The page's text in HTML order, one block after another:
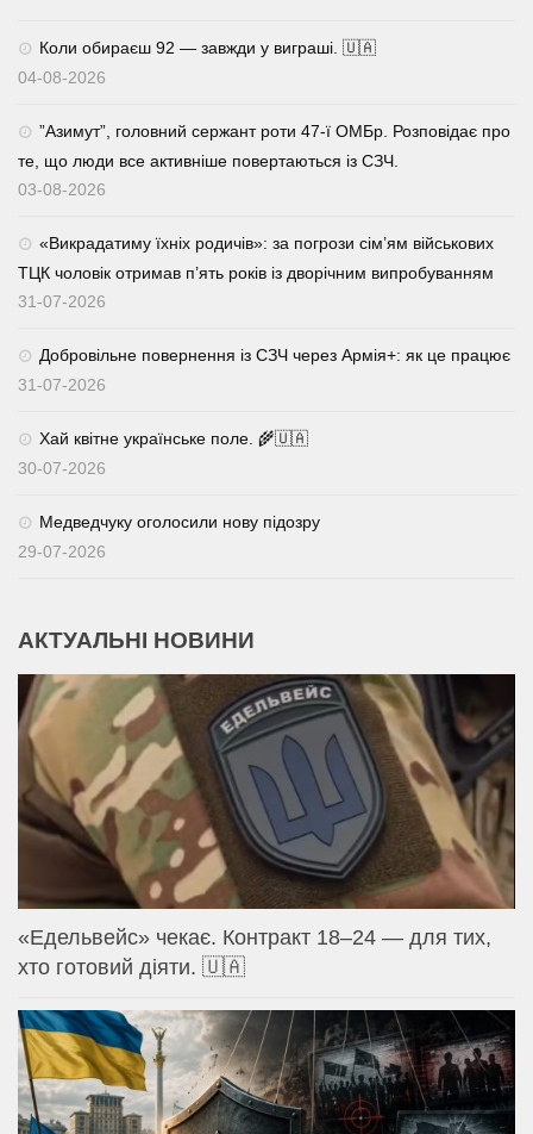
Коли обираєш 92 — завжди у виграші. 🇺🇦
04-08-2026
⁨”Азимут”, головний сержант роти 47-ї ОМБр. Розповідає про
те, що люди все активніше повертаються із СЗЧ.
03-08-2026
«Викрадатиму їхніх родичів»: за погрози сім’ям військових
ТЦК чоловік отримав п’ять років із дворічним випробуванням
31-07-2026
Добровільне повернення із СЗЧ через Армія+: як це працює
31-07-2026
Хай квітне українське поле. 🌾🇺🇦
30-07-2026
Медведчуку оголосили нову підозру
29-07-2026
АКТУАЛЬНІ НОВИНИ
«Едельвейс» чекає. Контракт 18–24 — для тих,
хто готовий діяти. 🇺🇦